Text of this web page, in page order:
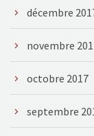
décembre
novembre
octobre 2017
septembre